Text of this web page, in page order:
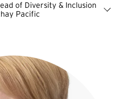
of Diversity & Inclusion
Pacific